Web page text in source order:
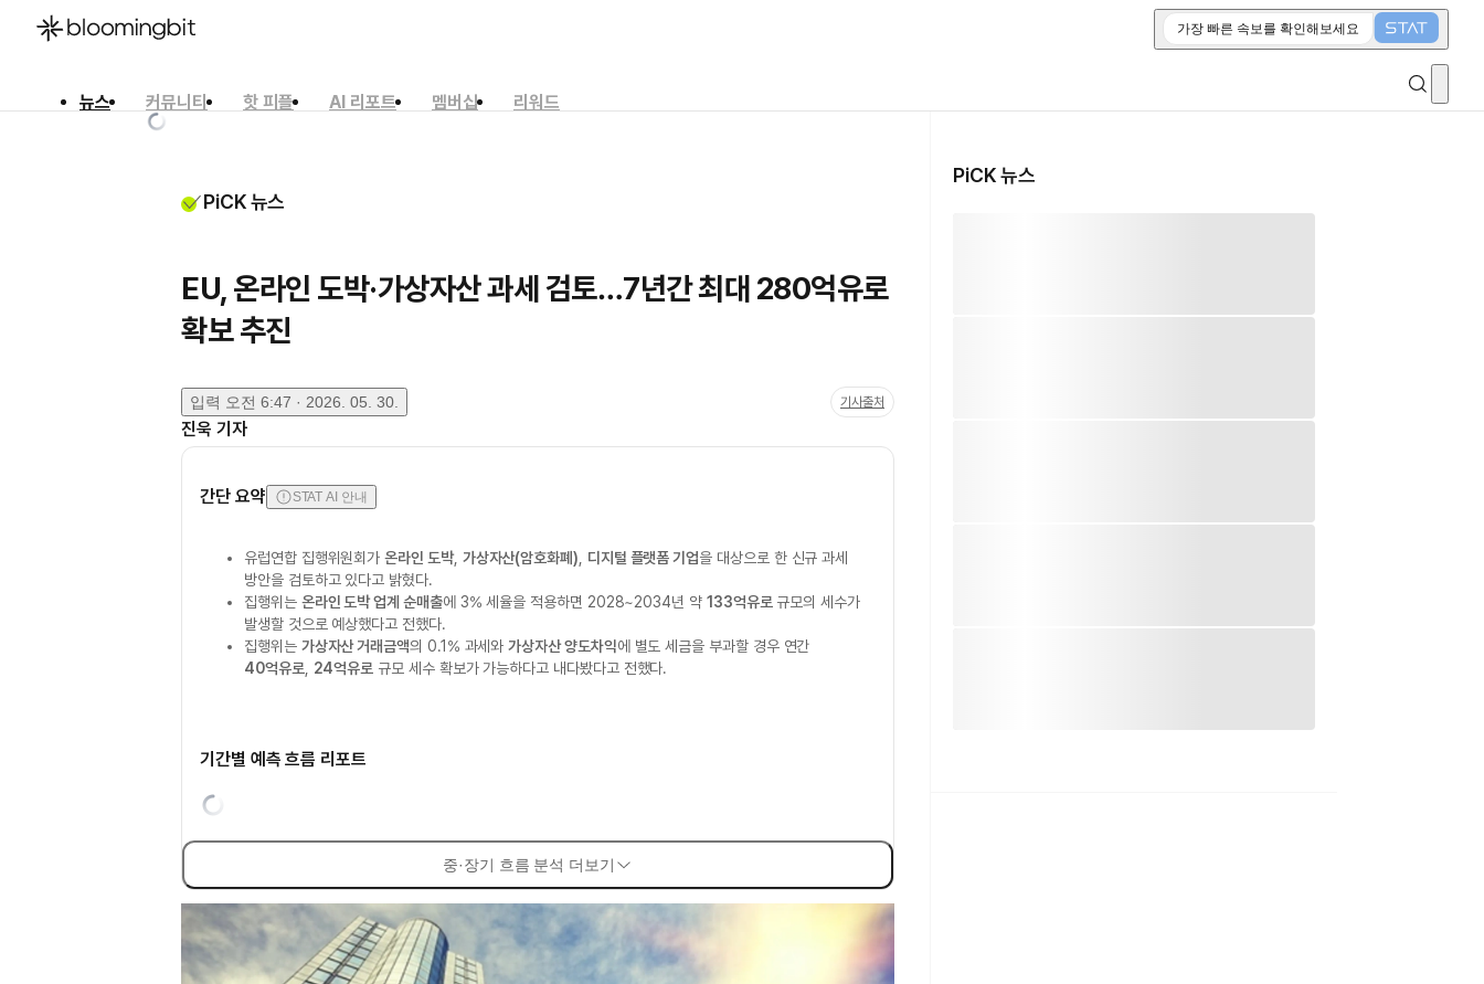
가장 빠른 속보를 확인해보세요
뉴스 커뮤니티 핫 피플 AI 리포트 멤버십
리워드
PiCK 뉴스
EU, 온라인 도박·가상자산 과세 검토…7년간 최대 280억유로
확보 추진
입력 오전 6:47 · 2026. 05. 30. 기사출처
진욱 기자
간단 요약 STAT AI 안내
유럽연합 집행위원회가온라인 도박, 가상자산(암호화폐) 디지털 플랫폼 기업을 대상으로 한 신규 과세
방안을 검토하고 있다고 밝혔다.
집행위는 온라인 도박 업계 순매출에 3% 세율을 적용하면 2028~2034년 약 133억유로규모의 세수가
발생할 것으로 예상했다고 전했다.
집행위는 가상자산 거래금액의 0.1% 과세와가상자산 양도차익에 별도 세금을 부과할 경우 연간
40억유로, 24억유로 규모 세수 확보가 가능하다고 내다봤다고 전했다.
기간별 예측 흐름 리포트
중·장기 흐름 분석 더보기
PiCK 뉴스